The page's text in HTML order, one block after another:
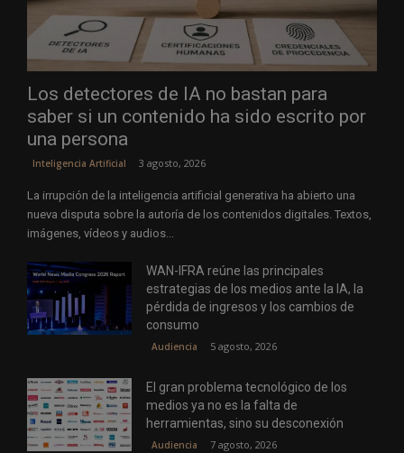
Los detectores de IA no bastan para
saber si un contenido ha sido escrito por
una persona
Inteligencia Artificial 3 agosto, 2026
La irrupción de la inteligencia artificial generativa ha abierto una
nueva disputa sobre la autoría de los contenidos digitales. Textos,
imágenes, vídeos y audios...
WAN-IFRA reúne las principales
estrategias de los medios ante la IA, la
pérdida de ingresos y los cambios de
consumo
Audiencia 5 agosto, 2026
El gran problema tecnológico de los
medios ya no es la falta de
herramientas, sino su desconexión
Audiencia 7 agosto, 2026